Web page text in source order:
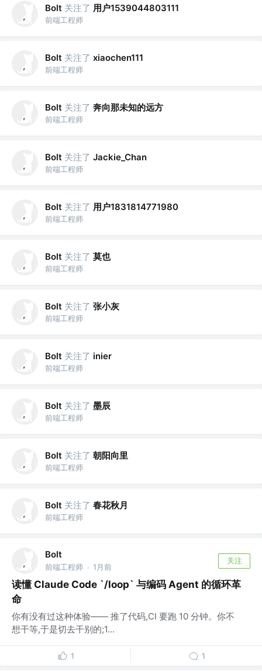
Bolt 关注了 用户1539044803111
前端工程师
Bolt 关注了 xiaochen111
前端工程师
Bolt 关注了 奔向那未知的远方
前端工程师
Bolt 关注了 Jackie_Chan
前端工程师
Bolt 关注了 用户1831814771980
前端工程师
Bolt 关注了 莫也
前端工程师
Bolt 关注了 张小灰
前端工程师
Bolt 关注了 inier
前端工程师
Bolt 关注了 墨辰
前端工程师
Bolt 关注了 朝阳向里
前端工程师
Bolt 关注了 春花秋月
前端工程师
Bolt
前端工程师 · 1月前
关注
读懂 Claude Code `/loop` 与编码 Agent 的循环革
命
你有没有过这种体验—— 推了代码,CI 要跑 10 分钟。你不
想干等,于是切去干别的;1...
1 1